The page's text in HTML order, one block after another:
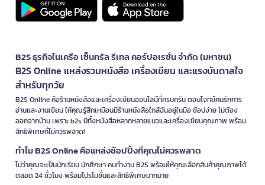
B2S ธุรกิจในเครือ เซ็นทรัล รีเทล คอร์ปอเรชั่น จำกัด (มหาชน)
B2S Online แหล่งรวมหนังสือ เครื่องเขียน และแรงบันดาลใจ
สำหรับทุกวัย
B2S Online คือร้านหนังสือและเครื่องเขียนออนไลน์ที่ครบครัน ตอบโจทย์คนรักการ
อ่านและงานเขียน ให้คุณรู้สึกเหมือนมีร้านหนังสือใกล้ฉันอยู่ในมือ ช้อปง่าย ไม่ต้อง
ออกจากบ้าน เพราะ b2s มีทั้งหนังสือหลากหลายแนวและเครื่องเขียนคุณภาพ พร้อม
สิทธิพิเศษที่ไม่ควรพลาด!
ทำไม B2S Online คือแหล่งช้อปปิ้งที่คุณไม่ควรพลาด
ไม่ว่าคุณจะเป็นนักเรียน นักศึกษา คนทำงาน B2S พร้อมให้คุณเลือกสินค้าคุณภาพได้
ตลอด 24 ชั่วโมง พร้อมโปรโมชั่นและสิทธิพิเศษมากมาย